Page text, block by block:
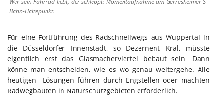
Wer sein Fahrrad liebt, der schleppt: Momentaufnahme am Gerresheimer S-
Bahn-Haltepunkt.
Für eine Fortführung des Radschnellwegs aus Wuppertal in
die Düsseldorfer Innenstadt, so Dezernent Kral, müsste
eigentlich erst das Glasmacherviertel bebaut sein. Dann
könne man entscheiden, wie es wo genau weitergehe. Alle
heutigen
Lösungen führen durch Engstellen oder machten
Radwegbauten in Naturschutzgebieten erforderlich.